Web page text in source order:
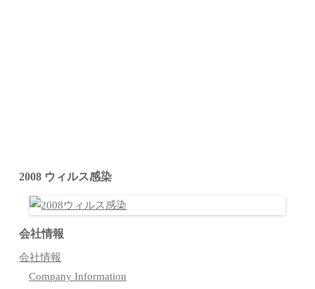
2008 ウィルス感染
会社情報
会社情報
Company Information